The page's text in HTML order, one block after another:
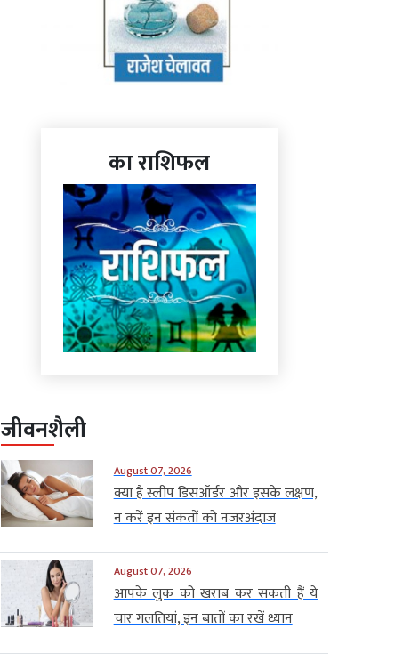
का राशिफल
जीवनशैली
August 07, 2026
क्या है स्लीप डिसऑर्डर और इसके लक्षण,
न करें इन संकतों को नजरअंदाज
August 07, 2026
आपके लुक को खराब कर सकती हैं ये
चार गलतियां, इन बातों का रखें ध्यान